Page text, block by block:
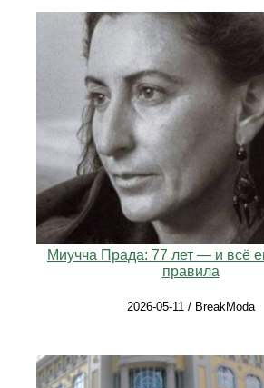
Миучча Прада: 77 лет — и всё
правила
2026-05-11 / BreakModa